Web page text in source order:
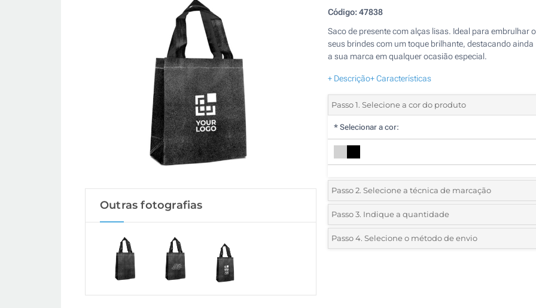
Outras fotografias
Código:47838
Saco de presente com alças lisas. Ideal para embrulhar
seus brindes com um toque brilhante, destacando ainda
a sua marca em qualquer ocasião especial.
+ Descrição+ Características
Passo 1. Selecione a cor do produto
* Selecionar a cor:
Passo 2. Selecione a técnica de marcação
*Selecione o tipo de marcação e as cores do logotipo:
1 Cor (Na frente)
Passo 3. Indique a quantidade
*Quantidade mínima:25
Passo 4. Selecione o método de envio